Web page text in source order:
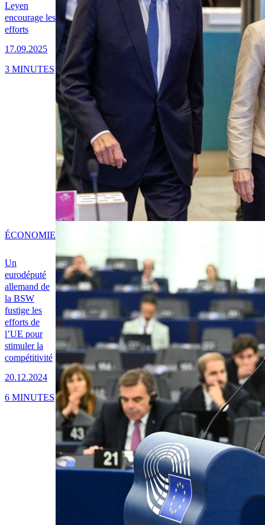
Leyen
encourage les
efforts
17.09.2025
3 MINUTES
Un
eurodéputé
allemand de
la BSW
fustige les
efforts de
l’UE pour
stimuler la
compétitivité
20.12.2024
ÉCONOMIE
6 MINUTES